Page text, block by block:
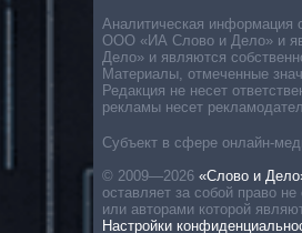
Субъект в сфере онлайн-
© 2009—2026 «Слово и
оставляет за собой право
или авторами которой
Настройки
Аналитическая информация
ООО «ИА Слово и Дело» и
Дело» и являются
Материалы, отмеченные
Редакция не несет
рекламы несет